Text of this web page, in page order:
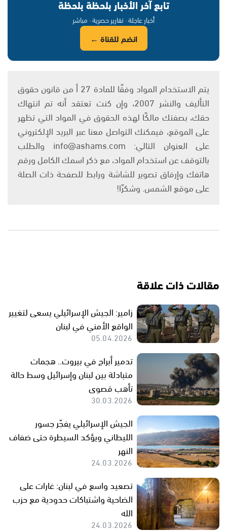
تابع آخر الأخبار بلحظة بلحظة
أخبار عاجلة · تقارير حصرية · مباشر
انضم للقناة ←
يتم الاستخدام المواد وفقًا للمادة 27 أ من قانون حقوق
التأليف والنشر 2007، وإن كنت تعتقد أنه تم انتهاك
حقك، بصفتك مالكًا لهذه الحقوق في المواد التي تظهر
على الموقع، فيمكنك التواصل معنا عبر البريد الإلكتروني
على العنوان التالي: info@ashams.com والطلب
بالتوقف عن استخدام المواد، مع ذكر اسمك الكامل ورقم
هاتفك وإرفاق تصوير للشاشة ورابط للصفحة ذات الصلة
على موقع الشمس. وشكرًا!
مقالات ذات علاقة
زامير: الجيش الإسرائيلي يسعى لتغيير
الواقع الأمني في لبنان
05.04.2026
تدمير أبراج في بيروت.. هجمات
متبادلة بين لبنان وإسرائيل وسط حالة
تأهب قصوى
30.03.2026
الجيش الإسرائيلي يفجّر جسور
الليطاني ويؤكد السيطرة حتى ضفاف
النهر
24.03.2026
تصعيد واسع في لبنان: غارات على
الضاحية واشتباكات حدودية مع حزب
الله
24.03.2026